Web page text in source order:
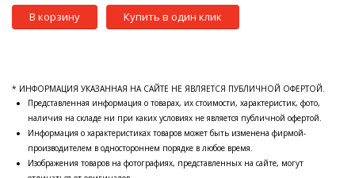
В корзину Купить в один клик
* ИНФОРМАЦИЯ УКАЗАННАЯ НА САЙТЕ НЕ ЯВЛЯЕТСЯ ПУБЛИЧНОЙ ОФЕРТОЙ.
Представленная информация о товарах, их стоимости, характеристик, фото,
наличия на складе ни при каких условиях не является публичной офертой.
Информация о характеристиках товаров может быть изменена фирмой-
производителем в одностороннем порядке в любое время.
Изображения товаров на фотографиях, представленных на сайте, могут